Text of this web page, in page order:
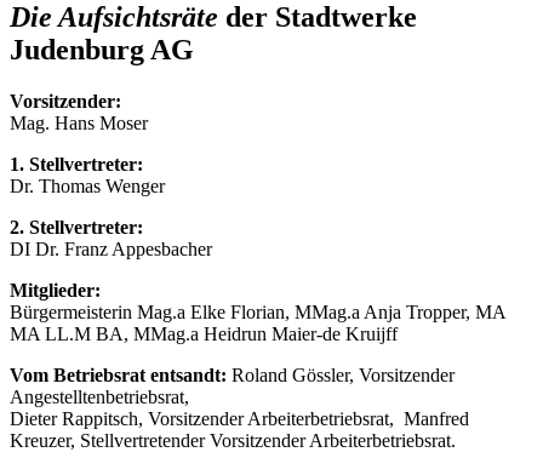
Die Aufsichtsräte der Stadtwerke
Judenburg AG
Vorsitzender:
Mag. Hans Moser
1. Stellvertreter:
Dr. Thomas Wenger
2. Stellvertreter:
DI Dr. Franz Appesbacher
Mitglieder:
Bürgermeisterin Mag.a Elke Florian, MMag.a Anja Tropper, MA
MA LL.M BA, MMag.a Heidrun Maier-de Kruijff
Vom Betriebsrat entsandt: Roland Gössler, Vorsitzender
Angestelltenbetriebsrat,
Dieter Rappitsch, Vorsitzender Arbeiterbetriebsrat, Manfred
Kreuzer, Stellvertretender Vorsitzender Arbeiterbetriebsrat.